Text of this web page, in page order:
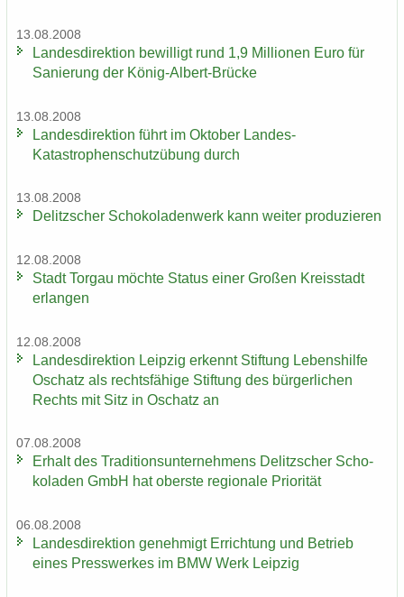
13.08.2008
Lan­des­di­rek­ti­on be­wil­ligt rund 1,9 Mil­lio­nen Euro für
Sa­nie­rung der König-​Albert-Brücke
13.08.2008
Lan­des­di­rek­ti­on führt im Ok­to­ber Landes-​
Katastrophenschutzübung durch
13.08.2008
De­litz­scher Scho­ko­la­den­werk kann wei­ter pro­du­zie­ren
12.08.2008
Stadt Tor­gau möch­te Sta­tus einer Gro­ßen Kreis­stadt
er­lan­gen
12.08.2008
Lan­des­di­rek­ti­on Leip­zig er­kennt Stif­tung Le­bens­hil­fe
Oschatz als rechts­fä­hi­ge Stif­tung des bür­ger­li­chen
Rechts mit Sitz in Oschatz an
07.08.2008
Er­halt des Tra­di­ti­ons­un­ter­neh­mens De­litz­scher Scho­
ko­la­den GmbH hat obers­te re­gio­na­le Prio­ri­tät
06.08.2008
Lan­des­di­rek­ti­on ge­neh­migt Er­rich­tung und Be­trieb
eines Press­wer­kes im BMW Werk Leip­zig